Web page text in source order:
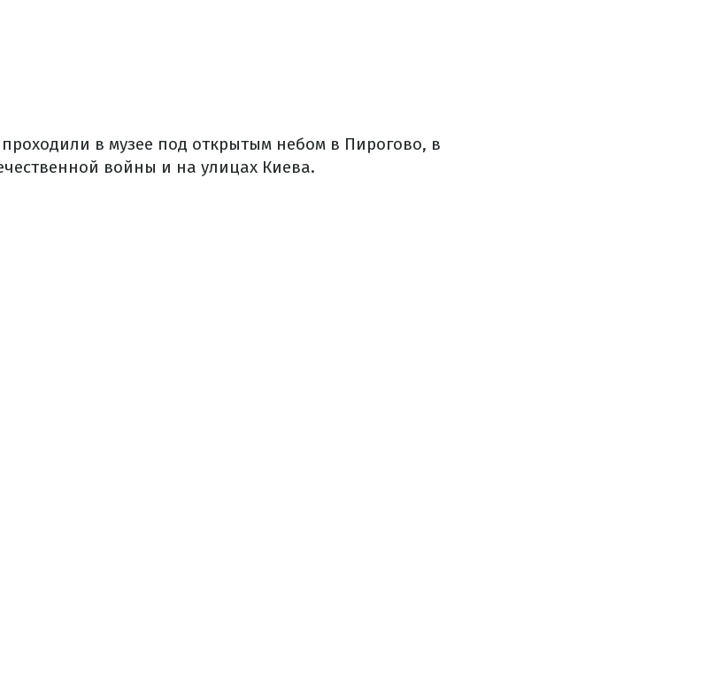
в музее под открытым небом в Пирогово, в
войны и на улицах Киева.